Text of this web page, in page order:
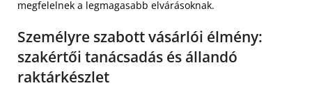
megfelelnek a legmagasabb elvárásoknak.
Személyre szabott vásárlói élmény:
szakértői tanácsadás és állandó
raktárkészlet